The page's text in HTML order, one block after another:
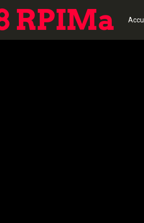
RPIMa